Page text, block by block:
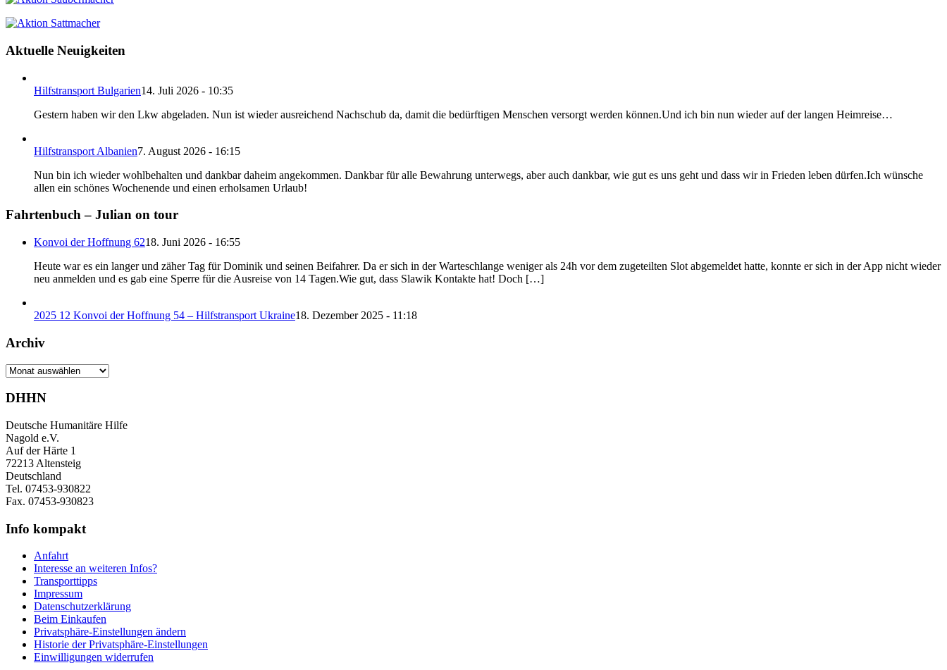
Aktuelle Neuigkeiten
Hilfstransport Bulgarien14. Juli 2026 - 10:35
Gestern haben wir den Lkw abgeladen. Nun ist wieder ausreichend Nachschub da, damit die bedürftigen Menschen versorgt werden können.Und ich bin nun wieder auf der langen Heimreise…
Hilfstransport Albanien7. August 2026 - 16:15
Nun bin ich wieder wohlbehalten und dankbar daheim angekommen. Dankbar für alle Bewahrung unterwegs, aber auch dankbar, wie gut es uns geht und dass wir in Frieden leben dürfen.Ich wünsche
allen ein schönes Wochenende und einen erholsamen Urlaub!
Fahrtenbuch – Julian on tour
Konvoi der Hoffnung 6218. Juni 2026 - 16:55
Heute war es ein langer und zäher Tag für Dominik und seinen Beifahrer. Da er sich in der Warteschlange weniger als 24h vor dem zugeteilten Slot abgemeldet hatte, konnte er sich in der App nicht wieder
neu anmelden und es gab eine Sperre für die Ausreise von 14 Tagen.Wie gut, dass Slawik Kontakte hat! Doch […]
2025 12 Konvoi der Hoffnung 54 – Hilfstransport Ukraine18. Dezember 2025 - 11:18
Archiv
Archiv
DHHN
Deutsche Humanitäre Hilfe
Nagold e.V.
Auf der Härte 1
72213 Altensteig
Deutschland
Tel. 07453-930822
Fax. 07453-930823
Info kompakt
Anfahrt
Interesse an weiteren Infos?
Transporttipps
Impressum
Datenschutzerklärung
Beim Einkaufen
Privatsphäre-Einstellungen ändern
Historie der Privatsphäre-Einstellungen
Einwilligungen widerrufen